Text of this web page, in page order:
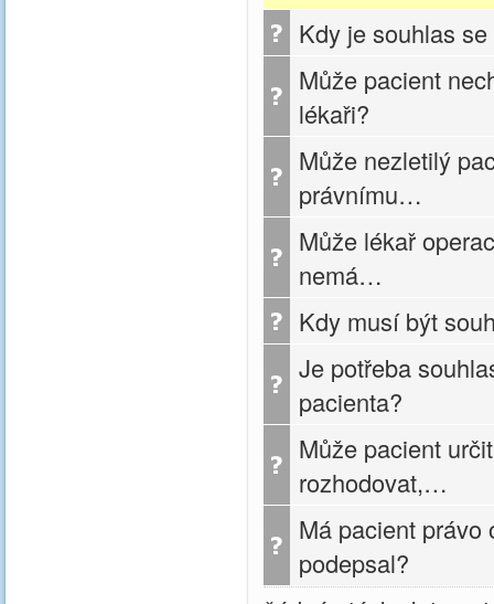
Kdy je souhlas
Může pacient
lékaři?
Může nezletilý
právnímu…
Může lékař
nemá…
Kdy musí být
Je potřeba
pacienta?
Může pacient
rozhodovat,…
Má pacient právo
podepsal?